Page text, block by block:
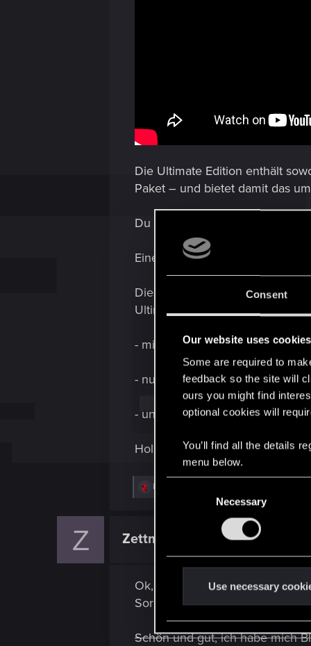
Consent
Our website uses cookies
Some are required to
feedback so the site will
ours you might find
optional cookies will
You’ll find all the details
menu below.
e
l
Necessary
Use necessary
Die Ultimate Edition enthält
Paket – und bietet damit das
Du kannst sie digital im
Eine Übersicht der Händler
Diese Version nutzt die
Ultimate Edition zu spielen:
- mit Bewegungssteuerung
- nutzt den Gyroskop-Modus
- und wischst dich per
Hol dir Cyberpunk 2077:
R
i
:
Dedalus13
Z Zettmaster
Ok, jetzt geht's. Habe mich
Sorry!
Schön und gut, ich habe mich